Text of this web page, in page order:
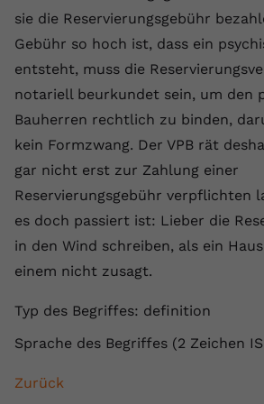
sie die Reservierungsgebühr
Gebühr so hoch ist, dass ein
entsteht, muss die
notariell beurkundet sein, um den
Bauherren rechtlich zu binden,
kein Formzwang. Der VPB rät
gar nicht erst zur Zahlung einer
Reservierungsgebühr verpflichten
es doch passiert ist: Lieber die
in den Wind schreiben, als ein
einem nicht zusagt.
Typ des Begriffes: definition
Sprache des Begriffes (2 Zeichen
Zurück
1 Jahr
Zweck
Dieser Wert
Einstellungen. Unter
zufällig generierte ID,
historische
vorgenommen
Webseiten-Betreiber
Name fe_typo_user
Dieses Cookie wird
Speicherung von
Zweck
wiederzuerkennen
Informationen zur
Website zu erfassen.
_gcl au
Anbieter Google Ads
Zweck
Wird von Google Ads
Conversion-Tracking
Werbeklicks der
Website zuzuordnen.
Cookie-Informationen
Wir verwenden auf unserer Website
um Ihnen zusätzliche Informationen
Anbieter vimeo.com
Laufzeit 2 Jahre
Vimeo installiert
Tracking-
Einbetten von Videos
Name